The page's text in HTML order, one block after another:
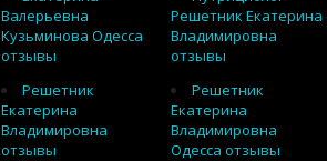
Валерьевна
Кузьминова Одесса
отзывы
Решетник Екатерина
Владимировна
отзывы
Решетник
Екатерина
Владимировна
отзывы
Решетник
Екатерина
Владимировна
Одесса отзывы